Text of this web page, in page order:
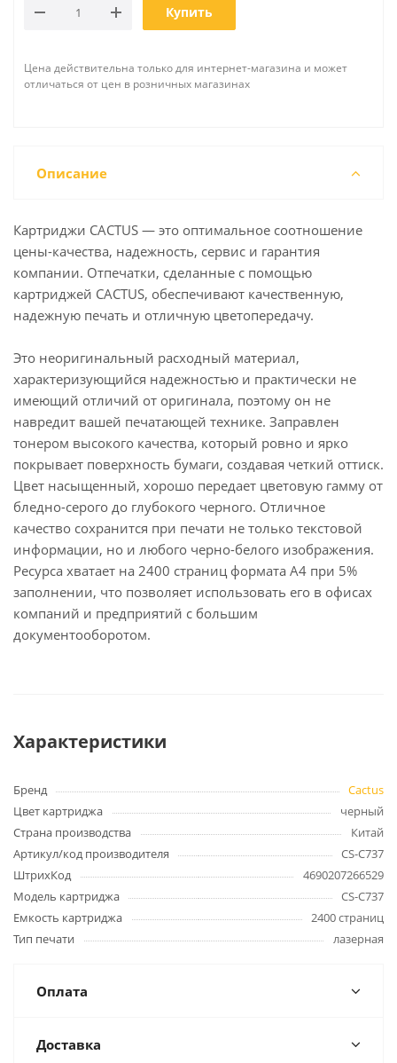
Купить
Цена действительна только для интернет-магазина и может
отличаться от цен в розничных магазинах
Описание
Картриджи CACTUS — это оптимальное соотношение
цены-качества, надежность, сервис и гарантия
компании. Отпечатки, сделанные с помощью
картриджей CACTUS, обеспечивают качественную,
надежную печать и отличную цветопередачу.
Это неоригинальный расходный материал,
характеризующийся надежностью и практически не
имеющий отличий от оригинала, поэтому он не
навредит вашей печатающей технике. Заправлен
тонером высокого качества, который ровно и ярко
покрывает поверхность бумаги, создавая четкий оттиск.
Цвет насыщенный, хорошо передает цветовую гамму от
бледно-серого до глубокого черного. Отличное
качество сохранится при печати не только текстовой
информации, но и любого черно-белого изображения.
Ресурса хватает на 2400 страниц формата А4 при 5%
заполнении, что позволяет использовать его в офисах
компаний и предприятий с большим
документооборотом.
Характеристики
Бренд
Cactus
Цвет картриджа
черный
Страна производства
Китай
Артикул/код производителя
CS-C737
ШтрихКод
4690207266529
Модель картриджа
CS-C737
Емкость картриджа
2400 страниц
Тип печати
лазерная
Оплата
Доставка